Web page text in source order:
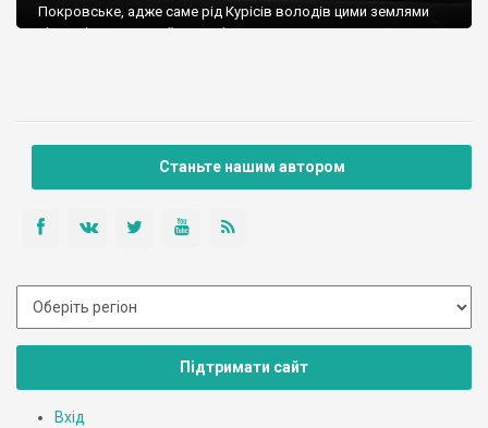
Покровське, адже саме рід Курісів володів цими землями
після відвоювання їх у турків.
Станьте нашим автором
Підтримати сайт
Вхід